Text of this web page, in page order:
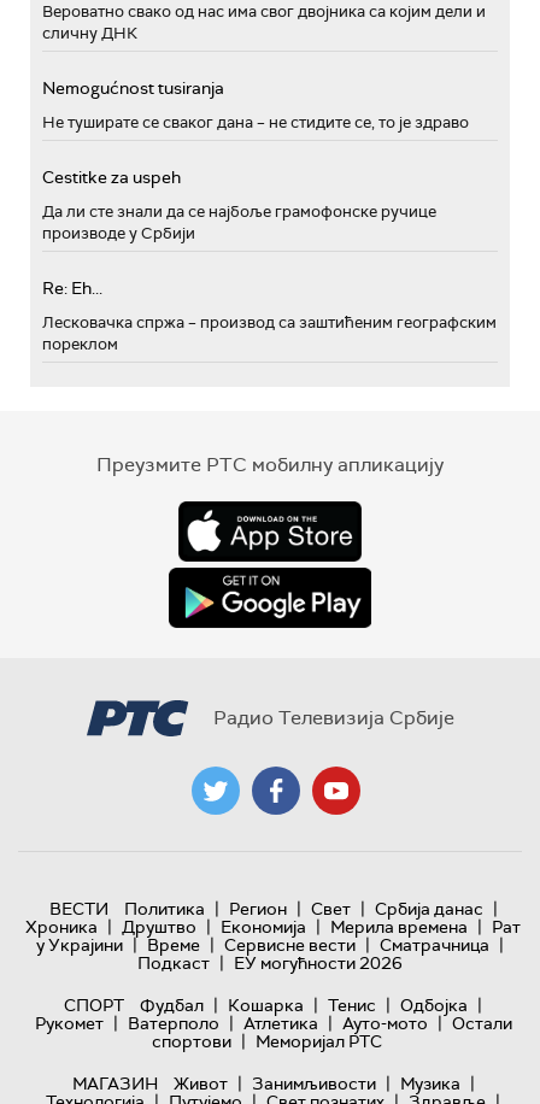
Вероватно свако од нас има свог двојника са којим дели и
сличну ДНК
Nemogućnost tusiranja
Не туширате се сваког дана – не стидите се, то је здраво
Cestitke za uspeh
Да ли сте знали да се најбоље грамофонске ручице
производе у Србији
Re: Eh...
Лесковачка спржа – производ са заштићеним географским
пореклом
Преузмите РТС мобилну апликацију
Радио Телевизија Србије
ВЕСТИ Политика | Регион | Свет | Србија данас |
Хроника | Друштво | Економија | Мерила времена | Рат
у Украјини | Време | Сервисне вести | Сматрачница |
Подкаст | ЕУ могућности 2026
СПОРТ
Фудбал | Кошарка | Тенис | Одбојка |
Рукомет | Ватерполо | Атлетика | Ауто-мото | Остали
спортови | Меморијал РТС
МАГАЗИН
Живот | Занимљивости | Музика |